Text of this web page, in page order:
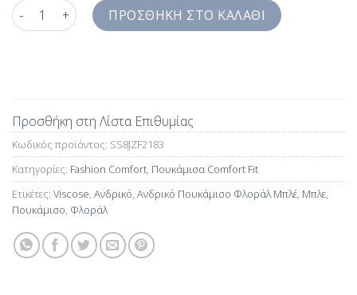
Ανδρικό Πουκάμισο Φλοράλ Μπλέ Με Print Jazzy Studio
ΠΡΟΣΘΉΚΗ ΣΤΟ ΚΑΛΆΘΙ
Προσθήκη στη Λίστα Επιθυμίας
Κωδικός προϊόντος: SS8JZF2183
Κατηγορίες: Fashion Comfort, Πουκάμισα Comfort Fit
Ετικέτες: Viscose, Ανδρικό, Ανδρικό Πουκάμισο Φλοράλ Μπλέ, Μπλε,
Πουκάμισο, Φλοράλ